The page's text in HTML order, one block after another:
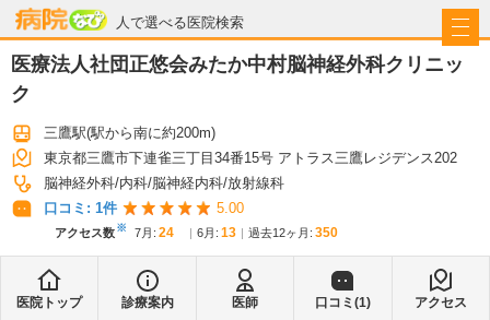
人で選べる医院検索
病院なび
医療法人社団正悠会みたか中村脳神経外科クリニッ
ク
三鷹駅(駅から南に約200m)
東京都三鷹市下連雀三丁目34番15号 アトラス三鷹レジデンス202
脳神経外科 内科 脳神経内科 放射線科
口コミ: 1件 5.00
アクセス数※ 7月 : 24 6月 : 13 過去12ヶ月: 350
医院トップ 診療案内 医師 口コミ(1) アクセス